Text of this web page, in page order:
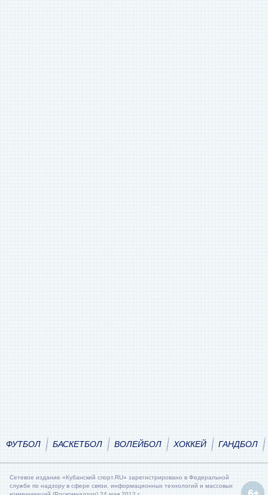
ФУТБОЛ БАСКЕТБОЛ ВОЛЕЙБОЛ ХОККЕЙ ГАНДБОЛ
Сетевое издание «Кубанский спорт.RU» зарегистрировано в Федеральной
службе по надзору в сфере связи, информационных технологий и массовых